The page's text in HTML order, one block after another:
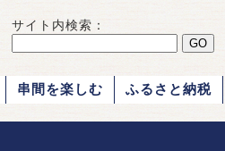
サイト内検索：
串間を楽しむ ふるさと納税